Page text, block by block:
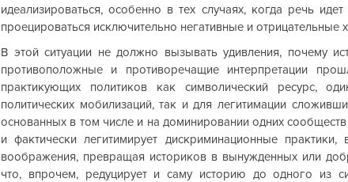
идеализироваться, особенно в тех случаях, когда речь
проецироваться исключительно негативные и отрицательные
В этой ситуации не должно вызывать удивления, почему
противоположные и противоречащие интерпретации
практикующих политиков как символический ресурс,
политических мобилизаций, так и для легитимации
основанных в том числе и на доминировании одних
и фактически легитимирует дискриминационные
воображения, превращая историков в вынужденных или
что, впрочем, редуцирует и саму историю до одного из